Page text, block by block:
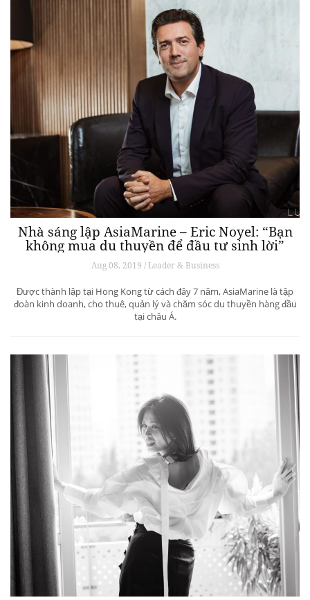
Nhà sáng lập AsiaMarine – Eric Noyel: “Bạn
không mua du thuyền để đầu tư sinh lời”
Aug 08, 2019 / Leader & Business
Được thành lập tại Hong Kong từ cách đây 7 năm, AsiaMarine là tập
đoàn kinh doanh, cho thuê, quản lý và chăm sóc du thuyền hàng đầu
tại châu Á.